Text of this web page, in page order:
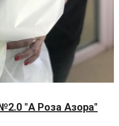
"А Роза Азора"